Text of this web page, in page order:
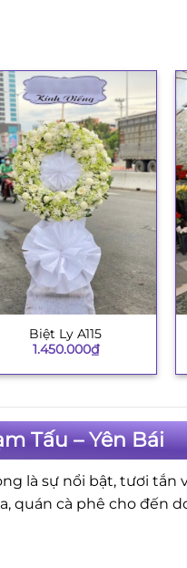
Biệt Ly A115
1.450.000₫
Tấu – Yên Bái
là sự nổi bật, tươi tắn
quán cà phê cho đến